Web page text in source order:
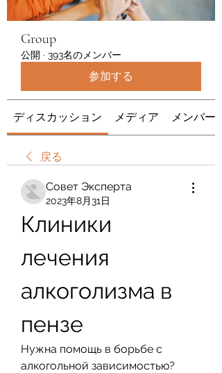
Group
公開 · 393名のメンバー
参加する
ディスカッション メディア メンバー
戻る
Совет Эксперта
2023年8月31日
Клиники
лечения
алкоголизма в
пензе
Нужна помощь в борьбе с
алкогольной зависимостью?